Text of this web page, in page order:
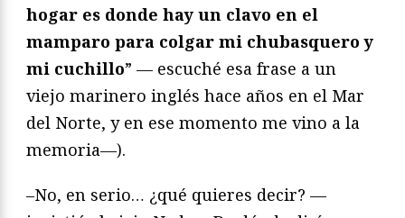
hogar es donde hay un clavo en el
mamparo para colgar mi chubasquero y
mi cuchillo” — escuché esa frase a un
viejo marinero inglés hace años en el Mar
del Norte, y en ese momento me vino a la
memoria—).
–No, en serio… ¿qué quieres decir? —